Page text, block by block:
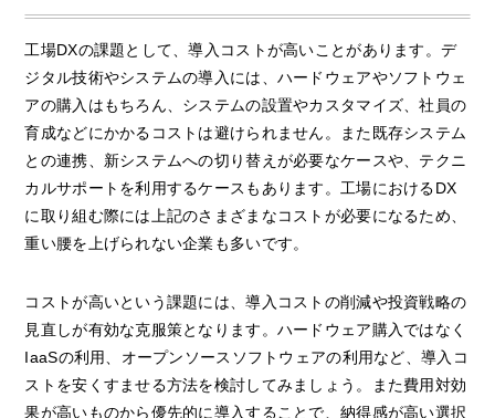
工場DXの課題として、導入コストが高いことがあります。デ
ジタル技術やシステムの導入には、ハードウェアやソフトウェ
アの購入はもちろん、システムの設置やカスタマイズ、社員の
育成などにかかるコストは避けられません。また既存システム
との連携、新システムへの切り替えが必要なケースや、テクニ
カルサポートを利用するケースもあります。工場におけるDX
に取り組む際には上記のさまざまなコストが必要になるため、
重い腰を上げられない企業も多いです。
コストが高いという課題には、導入コストの削減や投資戦略の
見直しが有効な克服策となります。ハードウェア購入ではなく
IaaSの利用、オープンソースソフトウェアの利用など、導入コ
ストを安くすませる方法を検討してみましょう。また費用対効
果が高いものから優先的に導入することで、納得感が高い選択